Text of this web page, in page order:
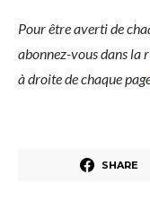
Pour être averti de
abonnez-vous dans la
à droite de chaque
SHARE